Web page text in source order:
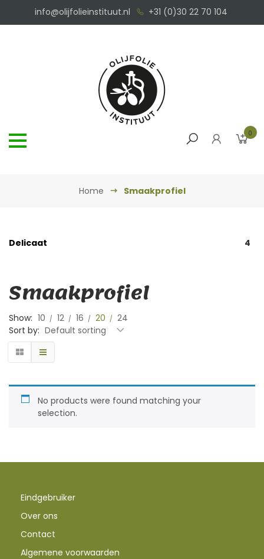
info@olijfolieinstituut.nl +31 (0)30 22 70 104
0
Home Smaakprofiel
Delicaat 4
Smaakprofiel
Show: 10 12 16 20
24
Sort by: Default sorting
No products were found matching your
selection.
Eindgebruiker
Over ons
Contact
Algemene voorwaarden